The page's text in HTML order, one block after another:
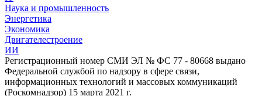
Наука и промышленность
Энергетика
Экономика
Двигателестроение
ИИ
Регистрационный номер СМИ ЭЛ № ФС 77 - 80668 выдано
Федеральной службой по надзору в сфере связи,
информационных технологий и массовых коммуникаций
(Роскомнадзор) 15 марта 2021 г.